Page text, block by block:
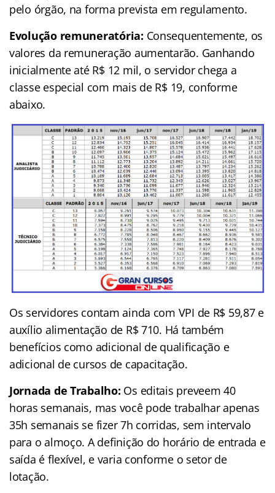
pelo órgão, na forma prevista em regulamento.
Evolução remuneratória: Consequentemente, os
valores da remuneração aumentarão. Ganhando
inicialmente até R$ 12 mil, o servidor chega a
classe especial com mais de R$ 19, conforme
abaixo.
Os servidores contam ainda com VPI de R$ 59,87 e
auxílio alimentação de R$ 710. Há também
benefícios como adicional de qualificação e
adicional de cursos de capacitação.
Jornada de Trabalho: Os editais preveem 40
horas semanais, mas você pode trabalhar apenas
35h semanais se fizer 7h corridas, sem intervalo
para o almoço. A definição do horário de entrada e
saída é flexível, e varia conforme o setor de
lotação.